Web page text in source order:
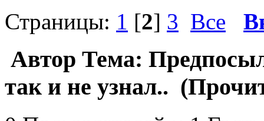
Страницы: 1 [2] 3 Все
Автор Тема:
так и не узнал..